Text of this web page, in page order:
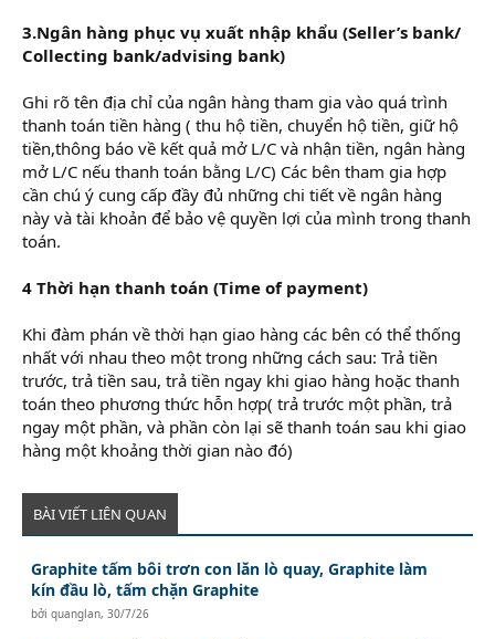
3.Ngân hàng phục vụ xuất nhập khẩu (Seller’s bank/
Collecting bank/advising bank)
Ghi rõ tên địa chỉ của ngân hàng tham gia vào quá trình
thanh toán tiền hàng ( thu hộ tiền, chuyển hộ tiền, giữ hộ
tiền,thông báo về kết quả mở L/C và nhận tiền, ngân hàng
mở L/C nếu thanh toán bằng L/C) Các bên tham gia hợp
cần chú ý cung cấp đầy đủ những chi tiết về ngân hàng
này và tài khoản để bảo vệ quyền lợi của mình trong thanh
toán.
4 Thời hạn thanh toán (Time of payment)
Khi đàm phán về thời hạn giao hàng các bên có thể thống
nhất với nhau theo một trong những cách sau: Trả tiền
trước, trả tiền sau, trả tiền ngay khi giao hàng hoặc thanh
toán theo phương thức hỗn hợp( trả trước một phần, trả
ngay một phần, và phần còn lại sẽ thanh toán sau khi giao
hàng một khoảng thời gian nào đó)
BÀI VIẾT LIÊN QUAN
Graphite tấm bôi trơn con lăn lò quay, Graphite làm
kín đầu lò, tấm chặn Graphite
bởiquanglan,30/7/26